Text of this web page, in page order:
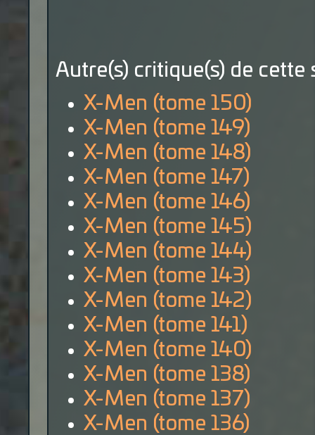
Autre(s) critique(s) de cette
X-Men (tome 150)
X-Men (tome 149)
X-Men (tome 148)
X-Men (tome 147)
X-Men (tome 146)
X-Men (tome 145)
X-Men (tome 144)
X-Men (tome 143)
X-Men (tome 142)
X-Men (tome 141)
X-Men (tome 140)
X-Men (tome 138)
X-Men (tome 137)
X-Men (tome 136)